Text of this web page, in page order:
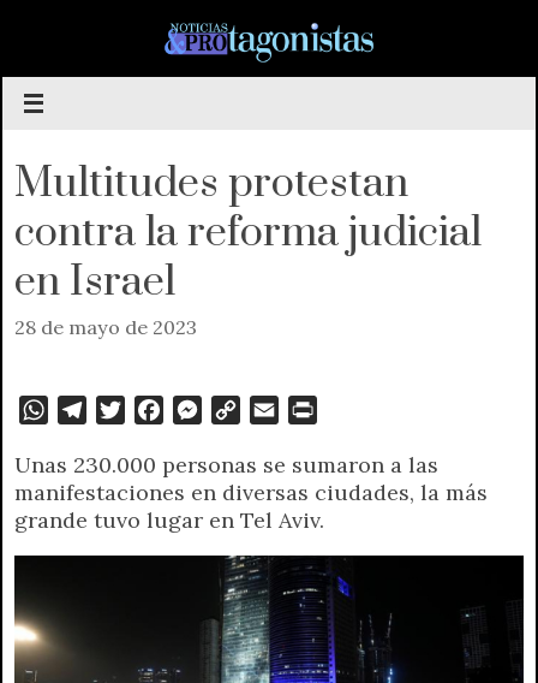
contenido
Multitudes protestan
contra la reforma judicial
en Israel
28 de mayo de 2023
W
a
t
s
A
l
e
g
r
i
t
t
e
c
e
b
o
M
s
s
e
n
p
y
L
i
n
k
a
i
l
i
n
t
F
r
i
e
n
Unas 230.000 personas se sumaron a las
manifestaciones en diversas ciudades, la más
grande tuvo lugar en Tel Aviv.